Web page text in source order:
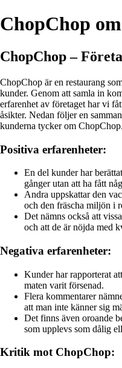
ChopChop
ChopChop –
ChopChop är en restaurang
kunder. Genom att samla in
erfarenhet av företaget har vi
åsikter. Nedan följer en
kunderna tycker om ChopChop.
Positiva erfarenheter:
En del kunder har
gånger utan att ha fått
Andra uppskattar den
och den fräscha miljön i
Det nämns också att
och att de är nöjda med
Negativa erfarenheter:
Kunder har rapporterat
maten varit försenad.
Flera kommentarer
att man inte känner sig
Det finns även oroande
som upplevs som dålig
Kritik mot ChopChop: